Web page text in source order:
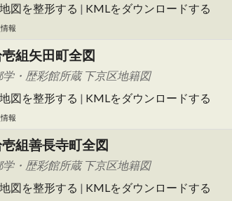
地図を整形する | KMLをダウンロードする
報
組矢田町全図
学・歴彩館所蔵 下京区地籍図
地図を整形する | KMLをダウンロードする
報
組善長寺町全図
学・歴彩館所蔵 下京区地籍図
地図を整形する | KMLをダウンロードする